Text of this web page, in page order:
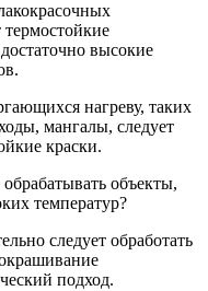
высокие
нагреву, таких
мангалы, следует
краски.
объекты,
температур?
следует обработать
подход.